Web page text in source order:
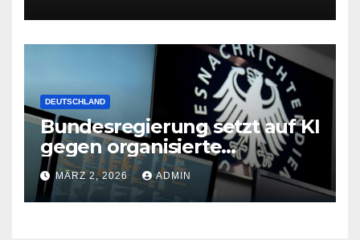
DEUTSCHLAND
Bundesregierung setzt auf KI
gegen organisierte
Kriminalität
MÄRZ 2, 2026 ADMIN